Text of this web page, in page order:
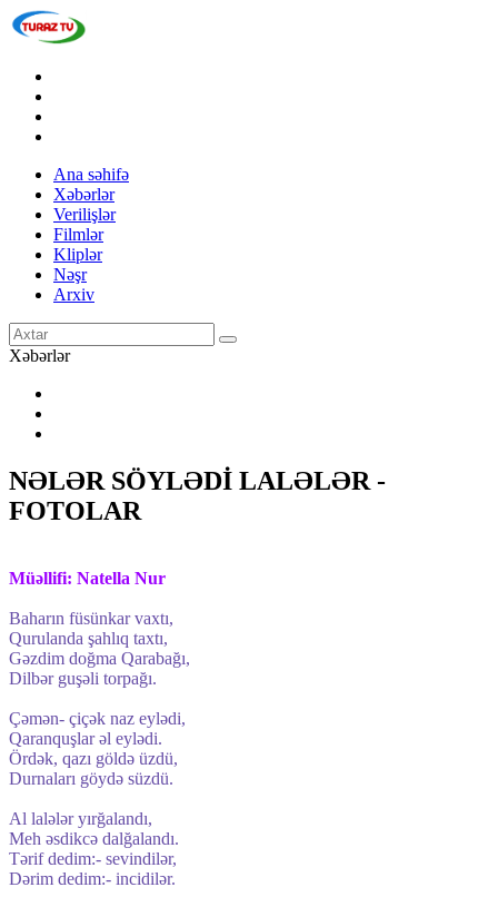
Ana səhifə
Xəbərlər
Verilişlər
Filmlər
Kliplər
Nəşr
Arxiv
Xəbərlər
NƏLƏR SÖYLƏDİ LALƏLƏR -
FOTOLAR
Müəllifi: Natella Nur
Baharın füsünkar vaxtı,
Qurulanda şahlıq taxtı,
Gəzdim doğma Qarabağı,
Dilbər guşəli torpağı.
Çəmən- çiçək naz eylədi,
Qaranquşlar əl eylədi.
Ördək, qazı göldə üzdü,
Durnaları göydə süzdü.
Al lalələr yırğalandı,
Meh əsdikcə dalğalandı.
Tərif dedim:- sevindilər,
Dərim dedim:- incidilər.